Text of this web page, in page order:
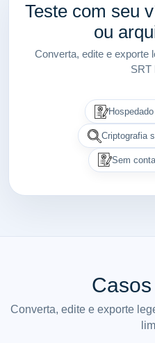
Teste com seu
ou
Converta, edite e exporte
SRT
Criptografia
Sem
Converta, edite e exporte